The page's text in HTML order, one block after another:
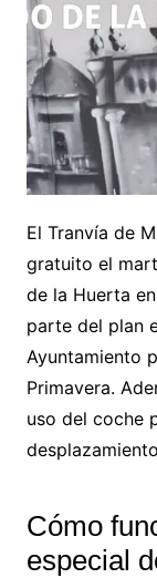
El Tranvía de
gratuito el
de la Huerta
parte del plan
Ayuntamiento
Primavera.
uso del coche
Cómo
especial